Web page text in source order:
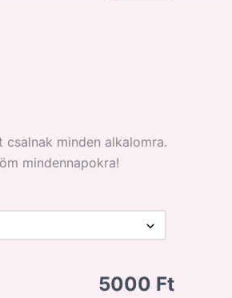
minden alkalomra.
mindennapokra!
5000 Ft